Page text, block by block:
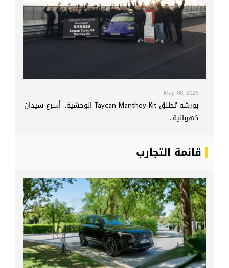
May 08, 2026
بورشه تطلق Taycan Manthey Kit الوحشية.. أسرع سيدان
كهربائية...
قائمة التجارب